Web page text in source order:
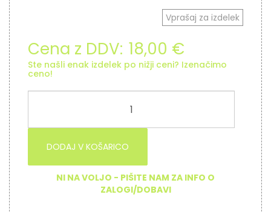
Vprašaj za izdelek
Cena z DDV: 18,00 €
Ste našli enak izdelek po nižji ceni? Izenačimo
ceno!
DODAJ V KOŠARICO
NI NA VOLJO - PIŠITE NAM ZA INFO O
ZALOGI/DOBAVI